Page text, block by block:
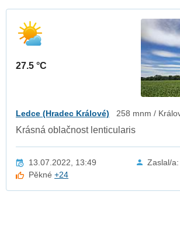
27.5 °C
Ledce (Hradec Králové) 258 mnm /
Krásná oblačnost lenticularis
13.07.2022, 13:49 Zaslal/a:
Pěkné+24